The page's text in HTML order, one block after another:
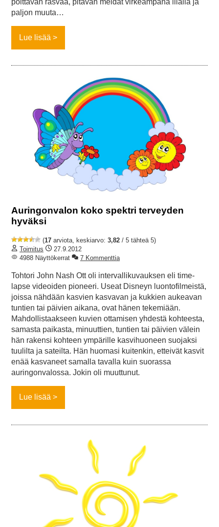
polttavan rasvaa, pitävän meidät virkeämpänä illalla ja
paljon muuta…
Lue lisää
Auringonvalon koko spektri terveyden
hyväksi
(17 arviota, keskiarvo: 3,82 / 5 tähteä 5)
Toimitus
27.9.2012
4988 Näyttökerrat
7 Kommenttia
Tohtori John Nash Ott oli intervallikuvauksen eli time-
lapse videoiden pioneeri. Useat Disneyn luontofilmeistä,
joissa nähdään kasvien kasvavan ja kukkien aukeavan
tuntien tai päivien aikana, ovat hänen tekemiään.
Mahdollistaakseen kuvien ottamisen yhdestä kohteesta,
samasta paikasta, minuuttien, tuntien tai päivien välein
hän rakensi kohteen ympärille kasvihuoneen suojaksi
tuulilta ja sateilta. Hän huomasi kuitenkin, etteivät kasvit
enää kasvaneet samalla tavalla kuin suorassa
auringonvalossa. Jokin oli muuttunut.
Lue lisää